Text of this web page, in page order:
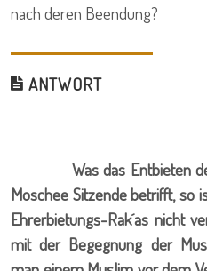
nach deren Beendung?
ANTWORT
Was das Entbieten
Moschee Sitzende betrifft, so
Ehrerbietungs-Rak´as nicht
mit der Begegnung der